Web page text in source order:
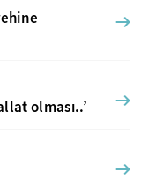
olması..’